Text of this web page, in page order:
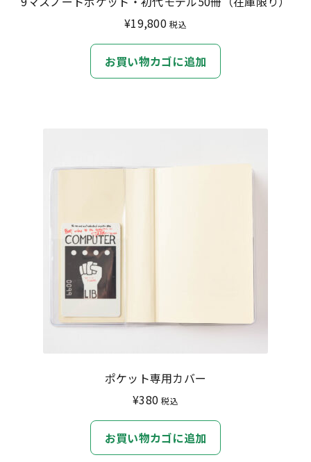
¥19,800 税込
お買い物カゴに追加
ポケット専用カバー
¥380 税込
お買い物カゴに追加